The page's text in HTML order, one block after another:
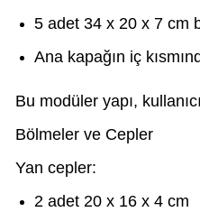
5 adet 34 x 20 x 7 cm
Ana kapağın iç
Bu modüler yapı,
Bölmeler ve Cepler
Yan cepler:
2 adet 20 x 16 x 4 cm